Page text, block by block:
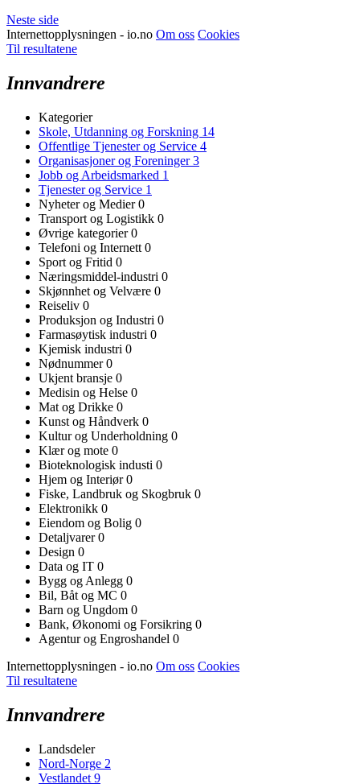
Neste side
Internettopplysningen - io.no Om oss Cookies
Til resultatene
Innvandrere
Kategorier
Skole, Utdanning og Forskning 14
Offentlige Tjenester og Service 4
Organisasjoner og Foreninger3
Jobb og Arbeidsmarked 1
Tjenester og Service 1
Nyheter og Medier0
Transport og Logistikk 0
Øvrige kategorier0
Telefoni og Internett 0
Sport og Fritid 0
Næringsmiddel-industri 0
Skjønnhet og Velvære 0
Reiseliv 0
Produksjon og Industri 0
Farmasøytisk industri 0
Kjemisk industri 0
Nødnummer0
Ukjent bransje 0
Medisin og Helse 0
Mat og Drikke 0
Kunst og Håndverk 0
Kultur og Underholdning 0
Klær og mote 0
Bioteknologisk industi 0
Hjem og Interiør0
Fiske, Landbruk og Skogbruk 0
Elektronikk 0
Eiendom og Bolig 0
Detaljvarer0
Design 0
Data og IT 0
Bygg og Anlegg 0
Bil, Båt og MC 0
Barn og Ungdom 0
Bank, Økonomi og Forsikring 0
Agentur og Engroshandel 0
Internettopplysningen - io.no Om oss Cookies
Til resultatene
Innvandrere
Landsdeler
Nord-Norge 2
Vestlandet 9